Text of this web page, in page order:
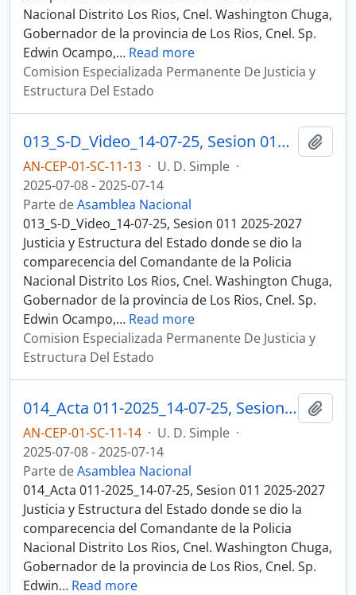
Nacional Distrito Los Rios, Cnel. Washington Chuga,
Gobernador de la provincia de Los Rios, Cnel. Sp.
Edwin Ocampo,… Read more
Comision Especializada Permanente De Justicia y
Estructura Del Estado
013_S-D_Video_14-07-25, Sesion 011 Justicia y Estructura del Estado
AN-CEP-01-SC-11-13 · U. D. Simple ·
2025-07-08 - 2025-07-14
Parte deAsamblea Nacional
013_S-D_Video_14-07-25, Sesion 011 2025-2027
Justicia y Estructura del Estado donde se dio la
comparecencia del Comandante de la Policia
Nacional Distrito Los Rios, Cnel. Washington Chuga,
Gobernador de la provincia de Los Rios, Cnel. Sp.
Edwin Ocampo,… Read more
Comision Especializada Permanente De Justicia y
Estructura Del Estado
014_Acta 011-2025_14-07-25, Sesion 011 Justicia y Estructura del Estado
AN-CEP-01-SC-11-14 · U. D. Simple ·
2025-07-08 - 2025-07-14
Parte deAsamblea Nacional
014_Acta 011-2025_14-07-25, Sesion 011 2025-2027
Justicia y Estructura del Estado donde se dio la
comparecencia del Comandante de la Policia
Nacional Distrito Los Rios, Cnel. Washington Chuga,
Gobernador de la provincia de Los Rios, Cnel. Sp.
Edwin… Read more